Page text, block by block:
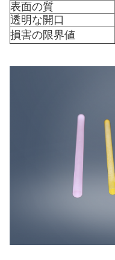
表面の質
透明な開口
損害の限界値